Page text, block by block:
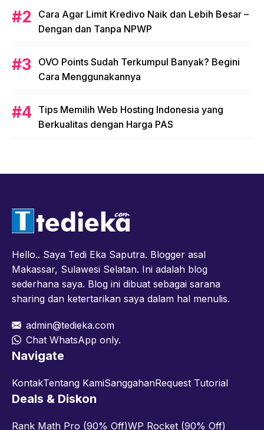
Cara Agar Limit Kredivo Naik dan Lebih Besar –
Dengan dan Tanpa NPWP
OVO Points Sudah Terkumpul Banyak? Begini
Cara Menggunakannya
Tips Memilih Web Hosting Indonesia yang
Berkualitas dengan Harga PAS
Hello.. Saya Tedi Eka Saputra. Blogger asal
Makassar, Sulawesi Selatan. Ini adalah blog
sederhana saya. Blog ini dibuat sebagai sarana
sharing dan ketertarikan saya dalam hal menulis.
admin@tedieka.com
Chat WhatsApp only.
Navigate
KontakTentang KamiSanggahanRequest Tutorial
Deals & Diskon
Rank Math Pro (90% Off)WP Rocket (90% Off)